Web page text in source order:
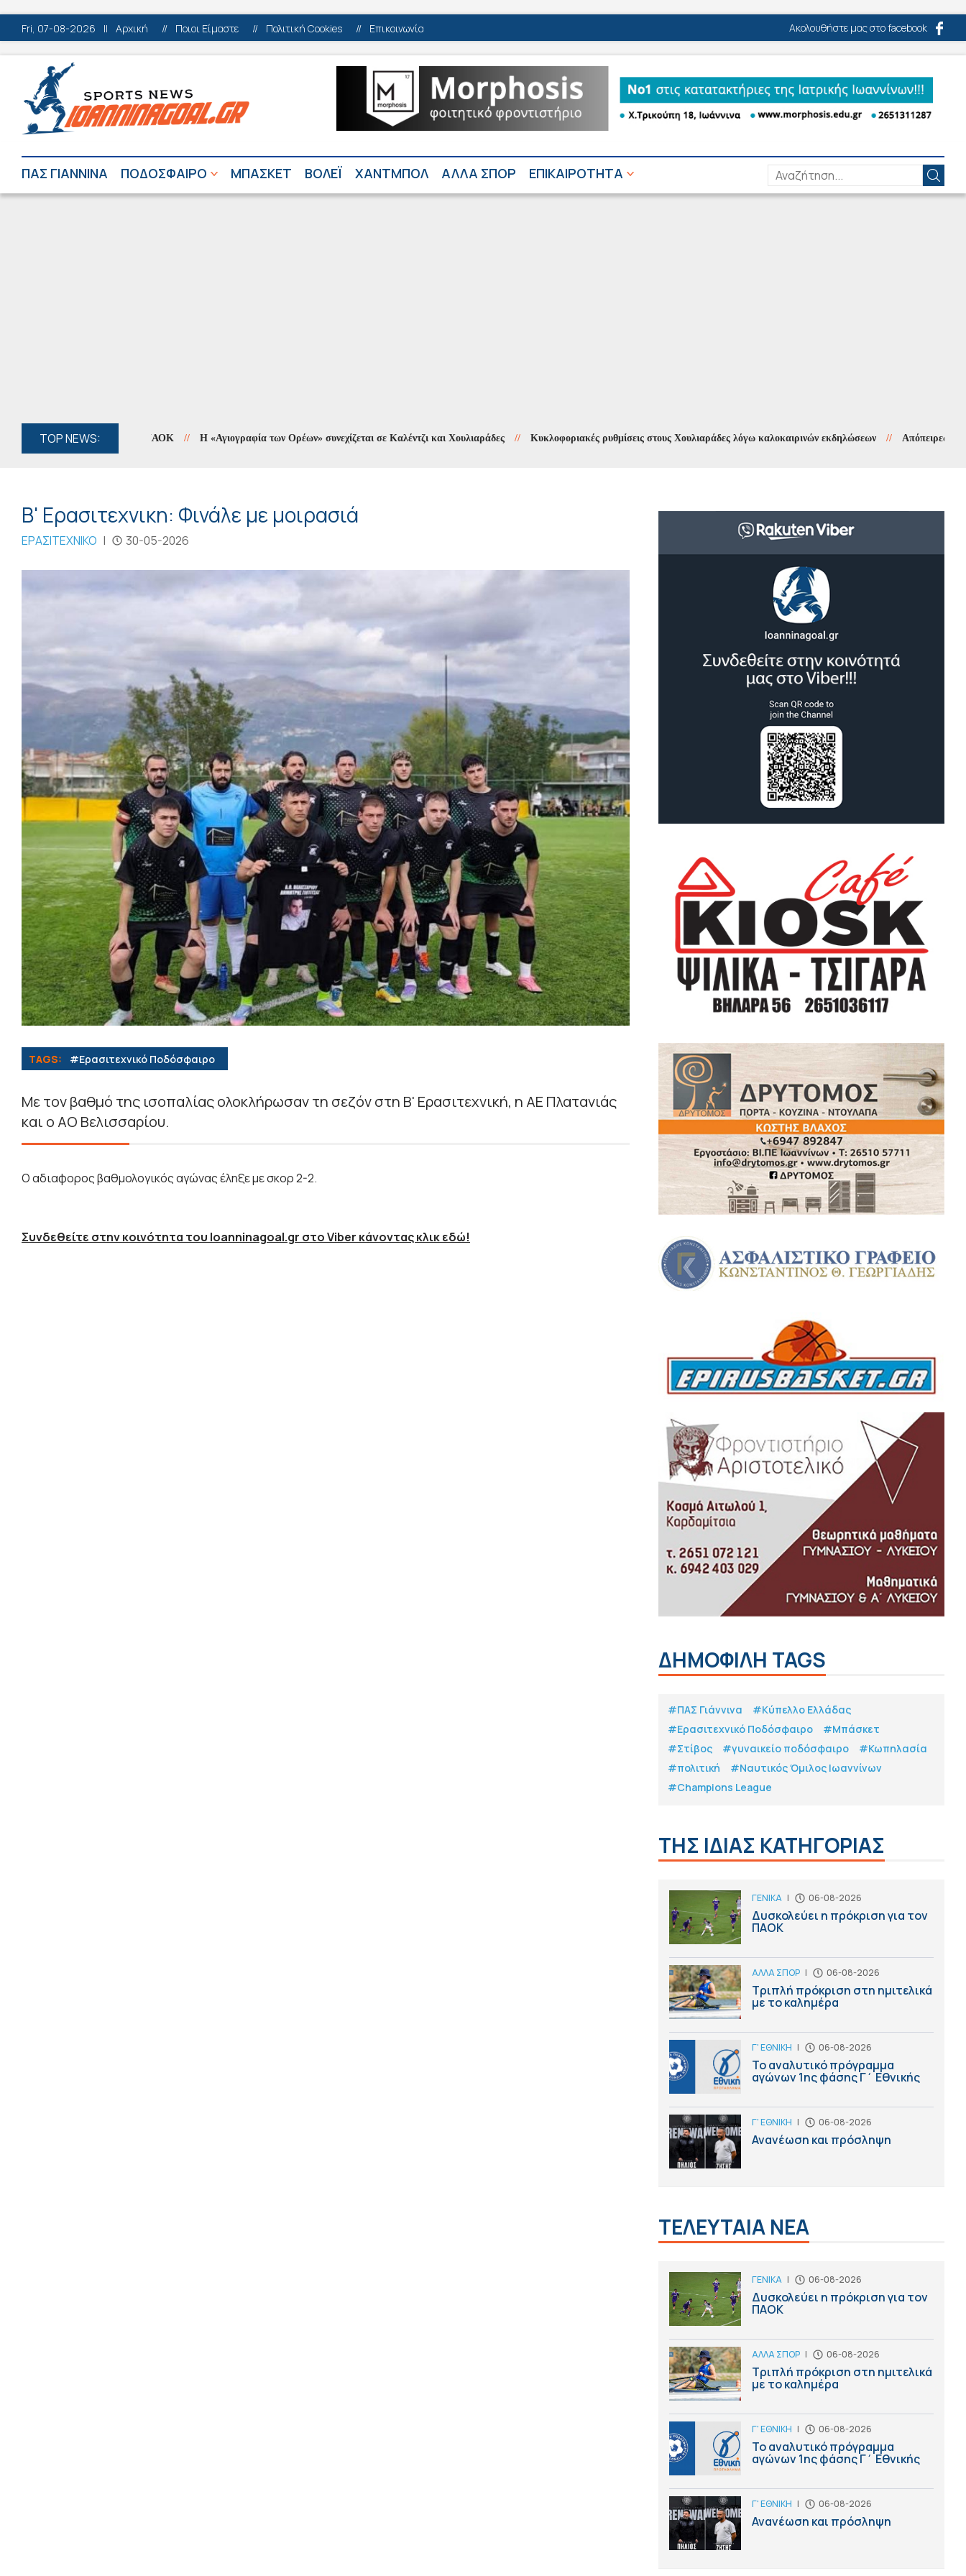
Fri, 07-08-2026 || Αρχική // Ποιοι Είμαστε // Πολιτική Cookies // Επικοινωνία Ακολουθήστε μας στο facebook
ΠΑΣ ΓΙΑΝΝΙΝΑ ΠΟΔΟΣΦΑΙΡΟ ΜΠΑΣΚΕΤ ΒΟΛΕΪ ΧΑΝΤΜΠΟΛ ΑΛΛΑ ΣΠΟΡ ΕΠΙΚΑΙΡΟΤΗΤΑ
TOP NEWS: // Η «Αγιογραφία των Ορέων» συνεχίζεται σε Καλέντζι και Χουλιαράδες // Κυκλοφοριακές ρυθμίσεις στους Χουλιαράδες λόγω καλοκαιρινών εκδηλώσεων // Απόπειρες
Β' Ερασιτεχνικη: Φινάλε με μοιρασιά
ΕΡΑΣΙΤΕΧΝΙΚΟ | 30-05-2026
TAGS: #Eρασιτεχνικό Ποδόσφαιρο
Με τον βαθμό της ισοπαλίας ολοκλήρωσαν τη σεζόν στη Β' Ερασιτεχνική, η ΑΕ Πλατανιάς
και ο ΑΟ Βελισσαρίου.
Ο αδιαφορος βαθμολογικός αγώνας έληξε με σκορ 2-2.
Συνδεθείτε στην κοινότητα του Ioanninagoal.gr στο Viber κάνοντας κλικ εδώ!
ΔΗΜΟΦΙΛΗ TAGS
#ΠΑΣ Γιάννινα
#Κύπελλο Ελλάδας
#Eρασιτεχνικό Ποδόσφαιρο
#Μπάσκετ
#Στίβος
#γυναικείο ποδόσφαιρο
#Κωπηλασία
#πολιτική
#Ναυτικός Όμιλος Ιωαννίνων
#Champions League
ΤΗΣ ΙΔΙΑΣ ΚΑΤΗΓΟΡΙΑΣ
ΓΕΝΙΚΑ | 06-08-2026
Δυσκολεύει η πρόκριση για τον
ΠΑΟΚ
ΑΛΛΑ ΣΠΟΡ | 06-08-2026
Τριπλή πρόκριση στη ημιτελικά
με το καλημέρα
Γ' ΕΘΝΙΚΗ | 06-08-2026
Το αναλυτικό πρόγραμμα
αγώνων 1ης φάσης Γ΄ Εθνικής
Γ' ΕΘΝΙΚΗ | 06-08-2026
Ανανέωση και πρόσληψη
ΤΕΛΕΥΤΑΙΑ ΝΕΑ
ΓΕΝΙΚΑ | 06-08-2026
Δυσκολεύει η πρόκριση για τον
ΠΑΟΚ
ΑΛΛΑ ΣΠΟΡ | 06-08-2026
Τριπλή πρόκριση στη ημιτελικά
με το καλημέρα
Γ' ΕΘΝΙΚΗ | 06-08-2026
Το αναλυτικό πρόγραμμα
αγώνων 1ης φάσης Γ΄ Εθνικής
Γ' ΕΘΝΙΚΗ | 06-08-2026
Ανανέωση και πρόσληψη